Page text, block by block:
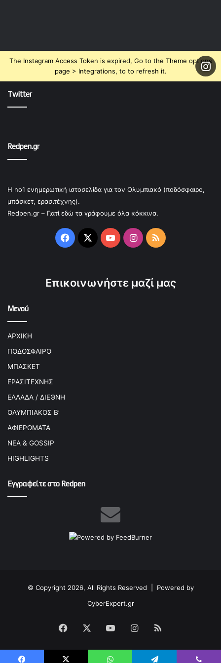
The Instagram Access Token is expired, Go to the Theme options
page > Integrations, to to refresh it.
Twitter
Redpen.gr
Η no1 ενημερωτική ιστοσελίδα για τον Ολυμπιακό (ποδόσφαιρο,
μπάσκετ, ερασιτέχνης).
Redpen.gr – Γιατί εδώ τα γράφουμε όλα κόκκινα.
Facebook
X YouTubeInstagram
RSS
Επικοινωνήστε μαζί μας
Μενού
ΑΡΧΙΚΗ
ΠΟΔΟΣΦΑΙΡΟ
ΜΠΑΣΚΕΤ
ΕΡΑΣΙΤΕΧΝΗΣ
ΕΛΛΑΔΑ / ΔΙΕΘΝΗ
ΟΛΥΜΠΙΑΚΟΣ Β’
ΑΦΙΕΡΩΜΑΤΑ
ΝΕΑ & GOSSIP
HIGHLIGHTS
Εγγραφείτε στο Redpen
© Copyright 2026, All Rights Reserved | Powered by
CyberExpert.gr
Facebook YouTubeInstagram
RSS